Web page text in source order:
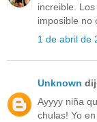
increible.
imposible no
1 de abril de
Unknown
Ayyyy niña
chulas! Yo